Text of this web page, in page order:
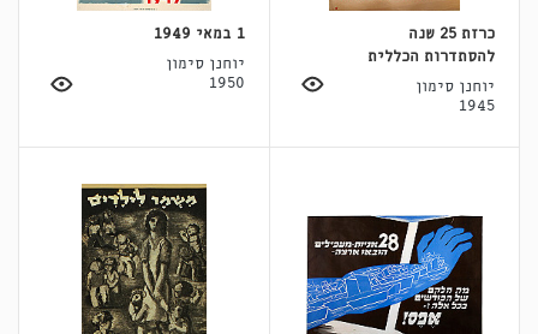
כרזת 25 שנה
להסתדרות הכללית
יוחנן סימון
1945
1 במאי 1949
יוחנן סימון
1950